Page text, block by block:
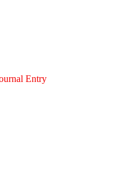
Entry